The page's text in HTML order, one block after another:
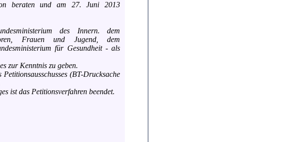
beraten und am 27. Juni 2013
des Innern. dem
Frauen und Jugend, dem
für Gesundheit - als
zur Kenntnis zu geben.
(BT-Drucksache
ist das Petitionsverfahren beendet.